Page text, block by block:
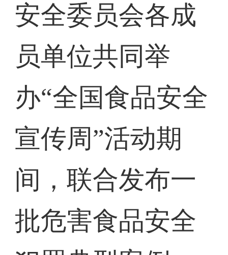
安全委员会各成
员单位共同举
办“全国食品安全
宣传周”活动期
间，联合发布一
批危害食品安全